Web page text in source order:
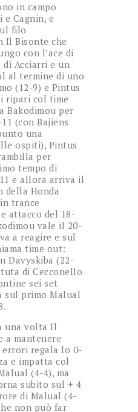
in campo
Cagnin, e
filo
Il Bisonte che
con l’ace di
Acciarri e un
al termine di uno
(12-9) e Pintus
ripari col time
Bakodimou per
(con Bajiens
una
ospiti), Pintus
per
tempo di
e allora arriva il
della Honda
trance
attacco del 18-
vale il 20-
a reagire e sul
time out:
Davyskiba (22-
di Cecconello
sei set
sul primo Malual
una volta Il
a mantenere
errori regala lo 0-
e impatta col
(4-4), ma
subito sul + 4
di Malual (4-
non può far